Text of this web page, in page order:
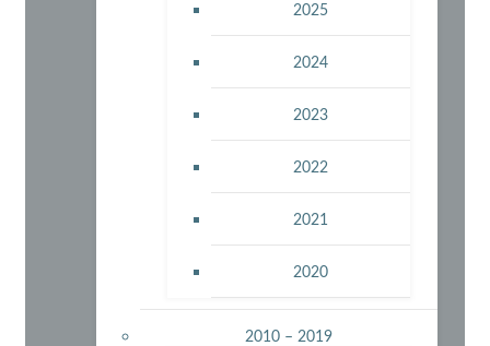
2025
2024
2023
2022
2021
2020
2010 – 2019